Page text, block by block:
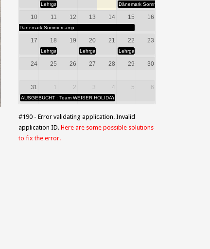
Lehrgang Hausstrecke Dänemark Sommercamp
10 11 12 13 14 15 16
Dänemark Sommercamp
17 18 19 20 21 22 23
Lehrgang HausstreckeLehrgang HausstreckeLehrgang 10-15.30 Uhr
24 25 26 27 28 29 30
31 1 2 3 4 5 6
AUSGEBUCHT : Team WEISER HOLIDAYS AND MORE.....
#190 - Error validating application. Invalid
application ID.Here are some possible solutions
to fix the error.